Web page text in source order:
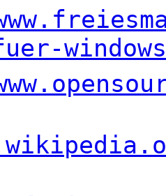
windows